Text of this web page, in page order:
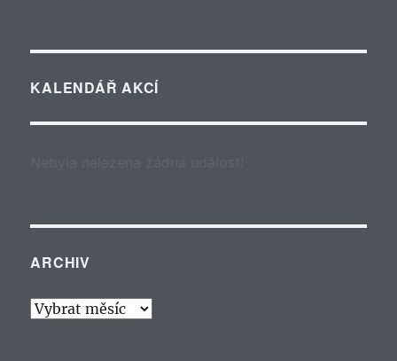
KALENDÁŘ AKCÍ
ARCHIV
Archiv